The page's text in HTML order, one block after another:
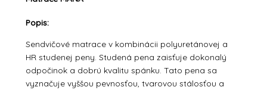
Popis:
Sendvičové matrace v kombinácii polyuretánovej a
HR studenej peny. Studená pena zaisťuje dokonalý
odpočinok a dobrú kvalitu spánku. Tato pena sa
vyznačuje vyššou pevnosťou, tvarovou stálosťou a